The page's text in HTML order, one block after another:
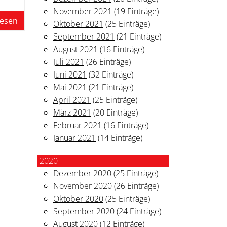
November 2021 (19 Einträge)
Oktober 2021 (25 Einträge)
September 2021 (21 Einträge)
August 2021 (16 Einträge)
Juli 2021 (26 Einträge)
Juni 2021 (32 Einträge)
Mai 2021 (21 Einträge)
April 2021 (25 Einträge)
März 2021 (20 Einträge)
Februar 2021 (16 Einträge)
Januar 2021 (14 Einträge)
2020
Dezember 2020(25 Einträge)
November 2020(26 Einträge)
Oktober 2020(25 Einträge)
September 2020(24 Einträge)
August 2020(12 Einträge)